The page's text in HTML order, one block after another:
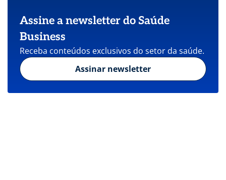
Assine a newsletter do Saúde
Business
Receba conteúdos exclusivos do setor da saúde.
Assinar newsletter